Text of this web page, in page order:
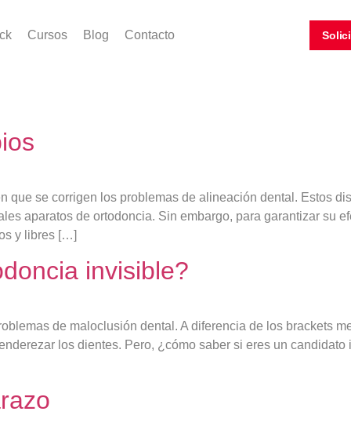
Cursos Blog Contacto
se corrigen los problemas de alineación dental. Estos
aparatos de ortodoncia. Sin embargo, para garantizar su
y libres […]
invisible?
de maloclusión dental. A diferencia de los brackets
los dientes. Pero, ¿cómo saber si eres un